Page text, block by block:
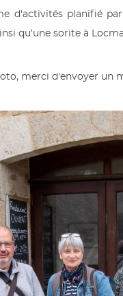
d'activités planifié
qu'une sorite à
merci d'envoyer un